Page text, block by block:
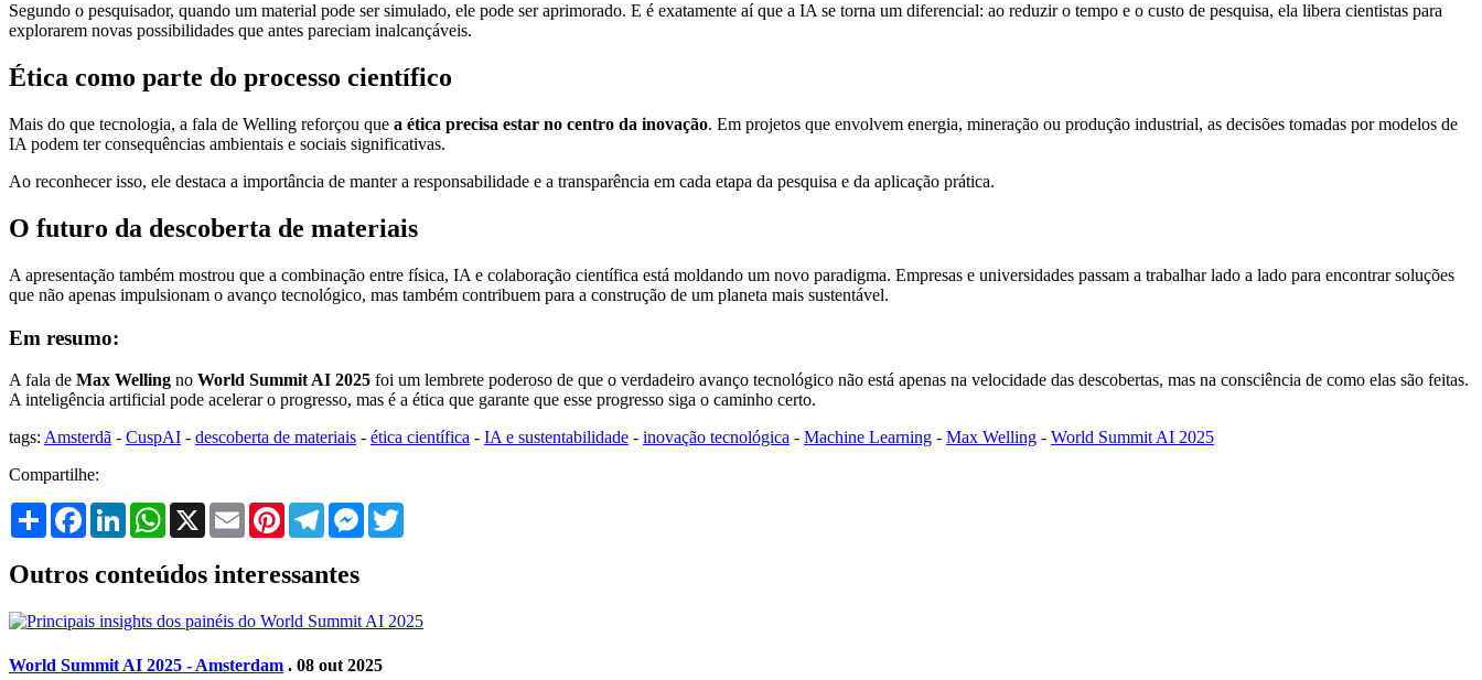
Segundo o pesquisador, quando um material pode ser simulado, ele pode ser aprimorado. E é exatamente aí que a IA se torna um diferencial: ao reduzir o tempo e o custo de pesquisa, ela libera cientistas para
explorarem novas possibilidades que antes pareciam inalcançáveis.
Ética como parte do processo científico
Mais do que tecnologia, a fala de Welling reforçou que a ética precisa estar no centro da inovação. Em projetos que envolvem energia, mineração ou produção industrial, as decisões tomadas por modelos de
IA podem ter consequências ambientais e sociais significativas.
Ao reconhecer isso, ele destaca a importância de manter a responsabilidade e a transparência em cada etapa da pesquisa e da aplicação prática.
O futuro da descoberta de materiais
A apresentação também mostrou que a combinação entre física, IA e colaboração científica está moldando um novo paradigma. Empresas e universidades passam a trabalhar lado a lado para encontrar soluções
que não apenas impulsionam o avanço tecnológico, mas também contribuem para a construção de um planeta mais sustentável.
Em resumo:
A fala de Max Welling no World Summit AI 2025 foi um lembrete poderoso de que o verdadeiro avanço tecnológico não está apenas na velocidade das descobertas, mas na consciência de como elas são feitas.
A inteligência artificial pode acelerar o progresso, mas é a ética que garante que esse progresso siga o caminho certo.
tags: Amsterdã - CuspAI - descoberta de materiais - ética científica - IA e sustentabilidade - inovação tecnológica - Machine Learning - Max Welling - World Summit AI 2025
Compartilhe:
Share FacebookLinkedInWhatsApp
X Email PinterestTelegramMessenger
Outros conteúdos interessantes
World Summit AI 2025 - Amsterdam . 08 out 2025